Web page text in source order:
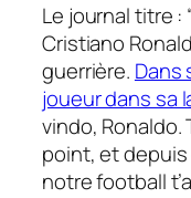
Le journal titre :
Cristiano
guerrière. Dans
joueur dans sa
vindo, Ronaldo.
point, et
notre football